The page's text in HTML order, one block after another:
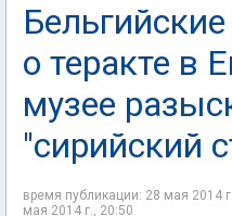
о теракте в
музее
"сирийский
время публикации: 28 мая 2014
мая 2014 г., 20:50